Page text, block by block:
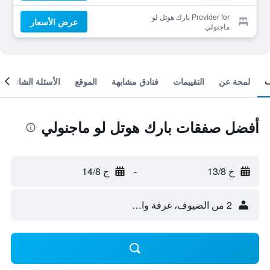
Provider for بارك هوتل لو
ماجنولي
عرض الأسعار
لمحة عن التقييمات فنادق مشابهة الموقع الأسئلة الشائعة
أفضل صفقات بارك هوتل لو ماجنولي
خ 13/8 - ج 14/8
2 من الضيوف، غرفة واحدة